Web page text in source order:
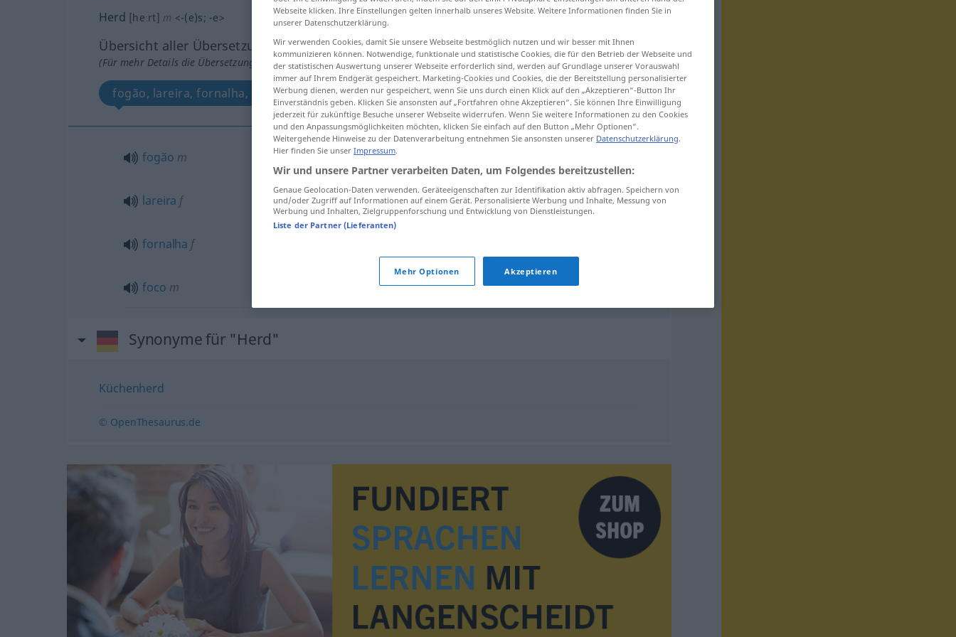
Herd [heːrt] m <-(e)s; -e>
Übersicht aller Übersetzungen
(Für mehr Details die Übersetzung anklicken/antippen)
fogão, lareira, fornalha, foco
fogão m
lareira f Herdoffener
fornalha f
foco m Herdeiner Seuche, bei Erdbeben
Synonyme für "Herd"
Küchenherd
© OpenThesaurus.de
Webseite klicken. Ihre Einstellungen gelten innerhalb unseres Website. Weitere Informationen finden Sie in
unserer Datenschutzerklärung.
Wir verwenden Cookies, damit Sie unsere Webseite bestmöglich nutzen und wir besser mit Ihnen
kommunizieren können. Notwendige, funktionale und statistische Cookies, die für den Betrieb der Webseite und
der statistischen Auswertung unserer Webseite erforderlich sind, werden auf Grundlage unserer Vorauswahl
immer auf Ihrem Endgerät gespeichert. Marketing-Cookies und Cookies, die der Bereitstellung personalisierter
Werbung dienen, werden nur gespeichert, wenn Sie uns durch einen Klick auf den „Akzeptieren“-Button Ihr
Einverständnis geben. Klicken Sie ansonsten auf „Fortfahren ohne Akzeptieren“. Sie können Ihre Einwilligung
jederzeit für zukünftige Besuche unserer Webseite widerrufen. Wenn Sie weitere Informationen zu den Cookies
und den Anpassungsmöglichkeiten möchten, klicken Sie einfach auf den Button „Mehr Optionen“.
Weitergehende Hinweise zu der Datenverarbeitung entnehmen Sie ansonsten unserer Datenschutzerklärung.
Hier finden Sie unser Impressum.
Wir und unsere Partner verarbeiten Daten, um Folgendes bereitzustellen:
Genaue Geolocation-Daten verwenden. Geräteeigenschaften zur Identifikation aktiv abfragen. Speichern von
und/oder Zugriff auf Informationen auf einem Gerät. Personalisierte Werbung und Inhalte, Messung von
Werbung und Inhalten, Zielgruppenforschung und Entwicklung von Dienstleistungen.
Liste der Partner (Lieferanten)
Mehr Optionen Akzeptieren